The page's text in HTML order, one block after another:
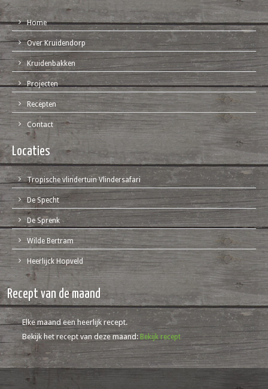
Home
Over Kruidendorp
Kruidenbakken
Projecten
Recepten
Contact
Locaties
Tropische vlindertuin Vlindersafari
De Specht
De Sprenk
Wilde Bertram
Heerlijck Hopveld
Recept van de maand
Elke maand een heerlijk recept.
Bekijk het recept van deze maand: Bekijk recept